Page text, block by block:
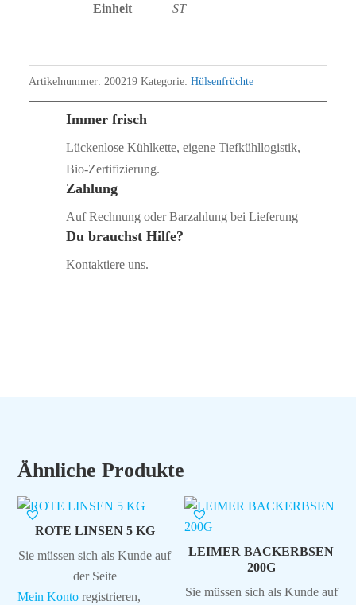
Einheit ST
Artikelnummer: 200219 Kategorie: Hülsenfrüchte
Immer frisch
Lückenlose Kühlkette, eigene Tiefkühllogistik,
Bio‑Zertifizierung.
Zahlung
Auf Rechnung oder Barzahlung bei Lieferung
Du brauchst Hilfe?
Kontaktiere uns.
Ähnliche Produkte
ROTE LINSEN 5 KG
Sie müssen sich als Kunde auf
der Seite
Mein Konto registrieren,
LEIMER BACKERBSEN
200G
Sie müssen sich als Kunde auf